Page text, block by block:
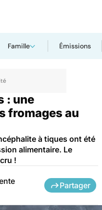
Famille Émissions
: une
fromages au
à tiques ont été
alimentaire. Le
!
Partager